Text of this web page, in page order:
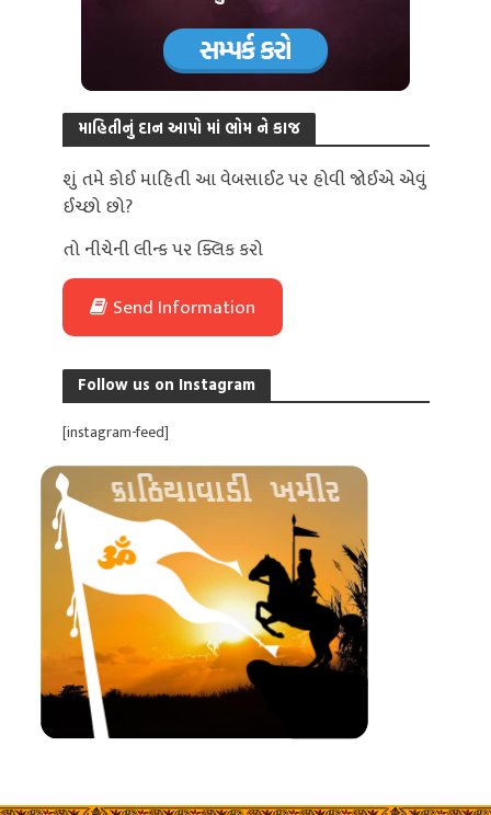
માહિતીનું દાન આપો માં ભોમ ને કાજ
શું તમે કોઈ માહિતી આ વેબસાઈટ પર હોવી જોઈએ એવું
ઈચ્છો છો?
તો નીચેની લીન્ક પર ક્લિક કરો
Send Information
Follow us on Instagram
[instagram-feed]